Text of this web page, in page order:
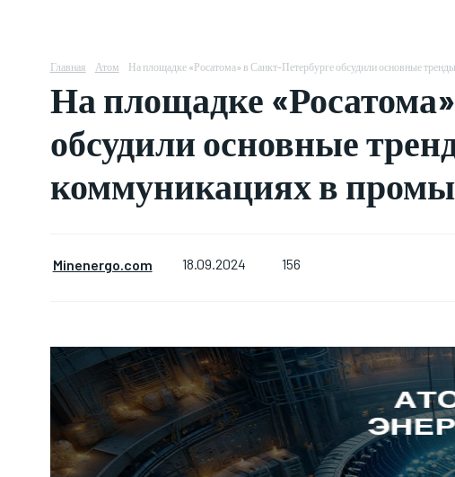
Главная Атом На площадке «Росатома» в Санкт-Петербурге обсудили основные
На площадке
обсудили основные
коммуникациях в
Minenergo.com 18.09.2024 156